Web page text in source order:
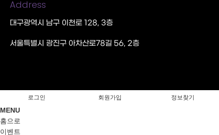
Address
대구광역시 남구 이천로 128, 3층
서울특별시 광진구 아차산로78길 56, 2층
로그인 회원가입 정보찾기
MENU
홈으로
이벤트